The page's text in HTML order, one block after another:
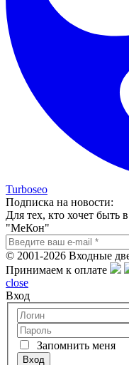
Turboseo
Подписка на новости:
Для тех, кто хочет быть
"МеКон"
© 2001-2026 Входные
Принимаем к оплате
close
Вход
Запомнить меня